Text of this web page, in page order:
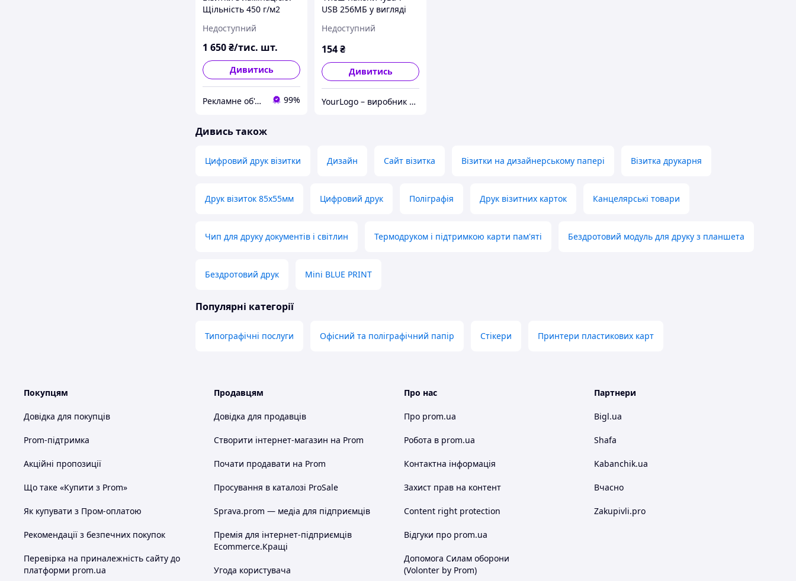
Щільність 450 г/м2
Недоступний
1 650₴/тис. шт.
Дивитись
Рекламне об'єднання "МОЛОДЕЦЬ" - супермаркет реклами №1 99%
USB 256МБ у вигляді
колір під
повнокольоровий друк
Юсб флешка
Недоступний
154₴
Дивитись
YourLogo – виробник рекламно-сувенірної електроніки
Дивись також
Цифровий друк візитки Дизайн Сайт візитка Візитки на дизайнерському папері Візитка друкарня
Друк візиток 85х55мм Цифровий друк Поліграфія Друк візитних карток Канцелярські товари
Чип для друку документів і світлин Термодруком і підтримкою карти пам'яті Бездротовий модуль для друку з планшета
Бездротовий друк Mini BLUE PRINT
Популярні категорії
Типографічні послуги Офісний та поліграфічний папір Стікери Принтери пластикових карт
Покупцям
Довідка для покупців
Prom-підтримка
Акційні пропозиції
Що таке «Купити з Prom»
Як купувати з Пром-оплатою
Рекомендації з безпечних покупок
Перевірка на приналежність сайту до
платформи prom.ua
Продавцям
Довідка для продавців
Створити інтернет-магазин на Prom
Почати продавати на Prom
Просування в каталозі ProSale
Sprava.prom — медіа для підприємців
Премія для інтернет-підприємців
Ecommerce.Кращі
Угода користувача
Про нас
Про prom.ua
Робота в prom.ua
Контактна інформація
Захист прав на контент
Content right protection
Відгуки про prom.ua
Допомога Силам оборони
(Volonter by Prom)
Партнери
Bigl.ua
Shafa
Kabanchik.ua
Вчасно
Zakupivli.pro